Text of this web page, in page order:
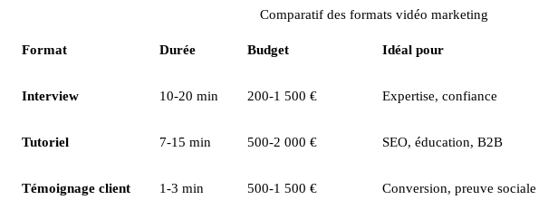
Comparatif des formats vidéo marketing
Format Durée Budget Idéal pour
Interview 10-20 min 200-1 500 € Expertise, confiance
Tutoriel 7-15 min 500-2 000 € SEO, éducation, B2B
Témoignage client 1-3 min 500-1 500 € Conversion, preuve sociale